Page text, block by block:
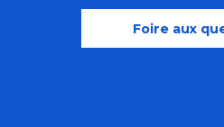
Foire aux